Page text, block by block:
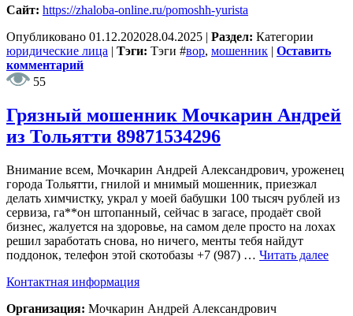
Сайт: https://zhaloba-online.ru/pomoshh-yurista
Опубликовано 01.12.202028.04.2025 | Раздел: Категории
юридические лица | Тэги: Тэги #вор, мошенник | Оставить
комментарий
55
Грязный мошенник Мочкарин Андрей
из Тольятти 89871534296
Внимание всем, Мочкарин Андрей Александрович, уроженец
города Тольятти, гнилой и мнимый мошенник, приезжал
делать химчистку, украл у моей бабушки 100 тысяч рублей из
сервиза, га**он штопанный, сейчас в загасе, продаёт свой
бизнес, жалуется на здоровье, на самом деле просто на лохах
решил заработать снова, но ничего, менты тебя найдут
поддонок, телефон этой скотобазы +7 (987) … Читать далее
Контактная информация
Организация: Мочкарин Андрей Александрович